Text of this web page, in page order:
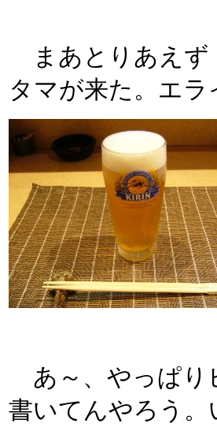
まあとりあえず
タマが来た。エ
あ～、やっぱり
書いてんやろう